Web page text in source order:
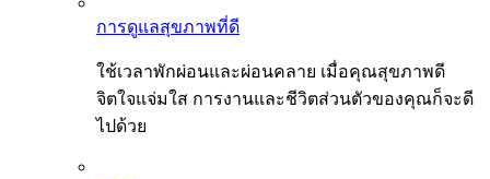
การดูแลสุขภาพที่ดี
ใช้เวลาพักผ่อนและผ่อนคลาย เมื่อคุณสุขภาพดี
จิตใจแจ่มใส การงานและชีวิตส่วนตัวของคุณก็จะดี
ไปด้วย